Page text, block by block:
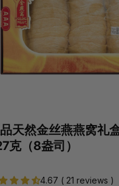
天然金丝燕燕窝礼
克（8盎司）
4.67 ( 21 reviews )